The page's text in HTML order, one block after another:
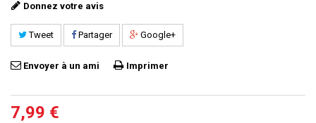
Donnez votre avis
Tweet Partager Google+
Envoyer à un ami Imprimer
7,99 €